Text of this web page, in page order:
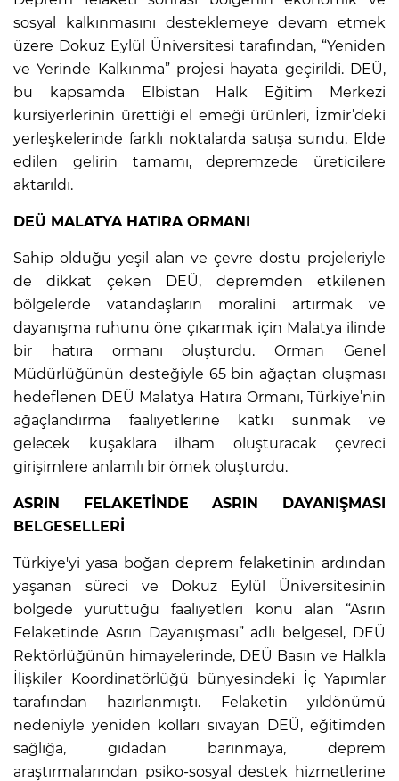
sosyal kalkınmasını desteklemeye devam etmek
üzere Dokuz Eylül Üniversitesi tarafından, “Yeniden
ve Yerinde Kalkınma” projesi hayata geçirildi. DEÜ,
bu kapsamda Elbistan Halk Eğitim Merkezi
kursiyerlerinin ürettiği el emeği ürünleri, İzmir’deki
yerleşkelerinde farklı noktalarda satışa sundu. Elde
edilen gelirin tamamı, depremzede üreticilere
aktarıldı.
DEÜ MALATYA HATIRA ORMANI
Sahip olduğu yeşil alan ve çevre dostu projeleriyle
de dikkat çeken DEÜ, depremden etkilenen
bölgelerde vatandaşların moralini artırmak ve
dayanışma ruhunu öne çıkarmak için Malatya ilinde
bir hatıra ormanı oluşturdu. Orman Genel
Müdürlüğünün desteğiyle 65 bin ağaçtan oluşması
hedeflenen DEÜ Malatya Hatıra Ormanı, Türkiye’nin
ağaçlandırma faaliyetlerine katkı sunmak ve
gelecek kuşaklara ilham oluşturacak çevreci
girişimlere anlamlı bir örnek oluşturdu.
ASRIN FELAKETİNDE ASRIN DAYANIŞMASI
BELGESELLERİ
Türkiye'yi yasa boğan deprem felaketinin ardından
yaşanan süreci ve Dokuz Eylül Üniversitesinin
bölgede yürüttüğü faaliyetleri konu alan “Asrın
Felaketinde Asrın Dayanışması” adlı belgesel, DEÜ
Rektörlüğünün himayelerinde, DEÜ Basın ve Halkla
İlişkiler Koordinatörlüğü bünyesindeki İç Yapımlar
tarafından hazırlanmıştı. Felaketin yıldönümü
nedeniyle yeniden kolları sıvayan DEÜ, eğitimden
sağlığa, gıdadan barınmaya, deprem
araştırmalarından psiko-sosyal destek hizmetlerine